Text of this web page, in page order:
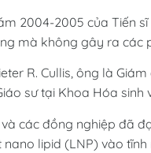
2004-2005 của Tiến
mà không gây ra các
R. Cullis, ông là
sư tại Khoa Hóa sinh
và các đồng nghiệp đã
lipid (LNP) vào